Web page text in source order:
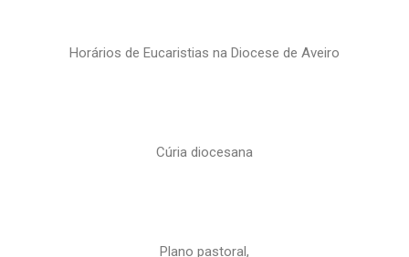
Horários de Eucaristias na Diocese de Aveiro
Cúria diocesana
Plano pastoral,